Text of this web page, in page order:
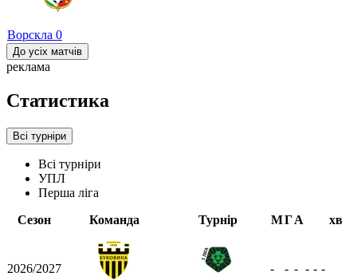
Ворскла 0
До усіх матчів
реклама
Статистика
Всі турніри
Всі турніри
УПЛ
Перша ліга
Сезон
Команда Турнір МГА хв
2026/2027 - - - - - -